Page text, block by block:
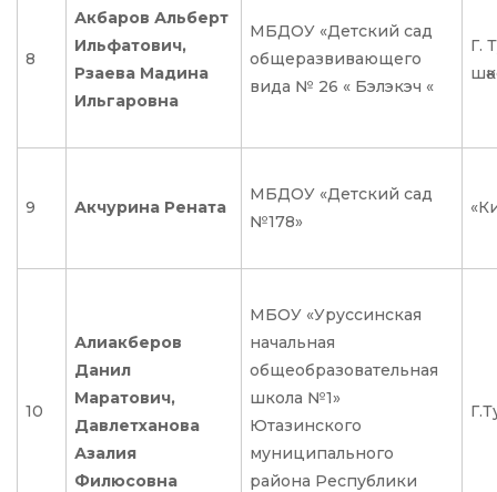
8
Акбаров Альберт
Ильфатович,
Рзаева Мадина
Ильгаровна
МБДОУ «Детский сад
общеразвивающего
вида № 26 « Бэлэкэч «
Г.
9 Акчурина Рената
МБДОУ «Детский сад
№178»
10
Алиакберов
Данил
Маратович,
Давлетханова
Азалия
Филюсовна
МБОУ «Уруссинская
начальная
общеобразовательная
школа №1»
Ютазинского
муниципального
района Республики